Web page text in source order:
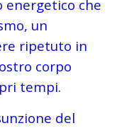
energetico che
un
ripetuto in
corpo
tempi.
del